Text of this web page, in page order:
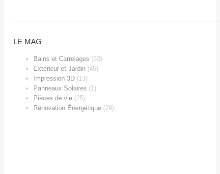
LE MAG
Bains et Carrelages (53)
Extérieur et Jardin (45)
Impression 3D (13)
Panneaux Solaires (1)
Pièces de vie (25)
Rénovation Énergétique (28)